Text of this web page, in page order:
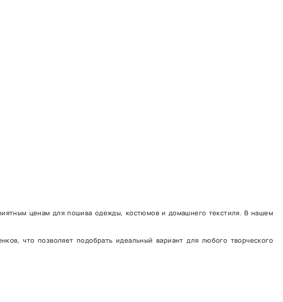
ценам для пошива одежды, костюмов и домашнего текстиля. В нашем
что позволяет подобрать идеальный вариант для любого творческого